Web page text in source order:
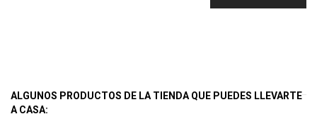
ALGUNOS PRODUCTOS DE LA TIENDA QUE PUEDES LLEVARTE
A CASA: